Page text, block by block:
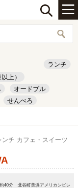
ランチ
上）
オードブル
せんべろ
チ カフェ・スイーツ
40分 北谷町美浜アメリカンビレ